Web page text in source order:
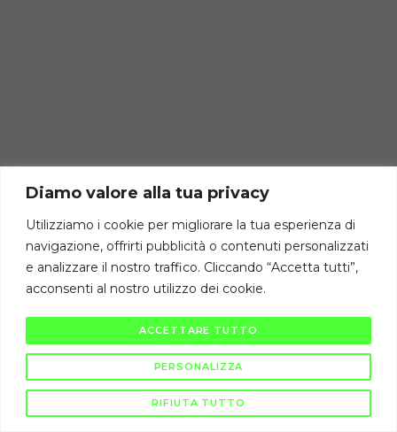
Diamo valore alla tua privacy
Utilizziamo i cookie per migliorare la tua esperienza di
navigazione, offrirti pubblicità o contenuti personalizzati
e analizzare il nostro traffico. Cliccando “Accetta tutti”,
acconsenti al nostro utilizzo dei cookie.
PERSONALIZZA
RIFIUTA TUTTO
ACCETTARE TUTTO